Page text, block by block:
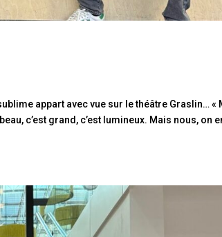
appart avec vue sur le théâtre Graslin… «
c’est grand, c’est lumineux. Mais nous, on